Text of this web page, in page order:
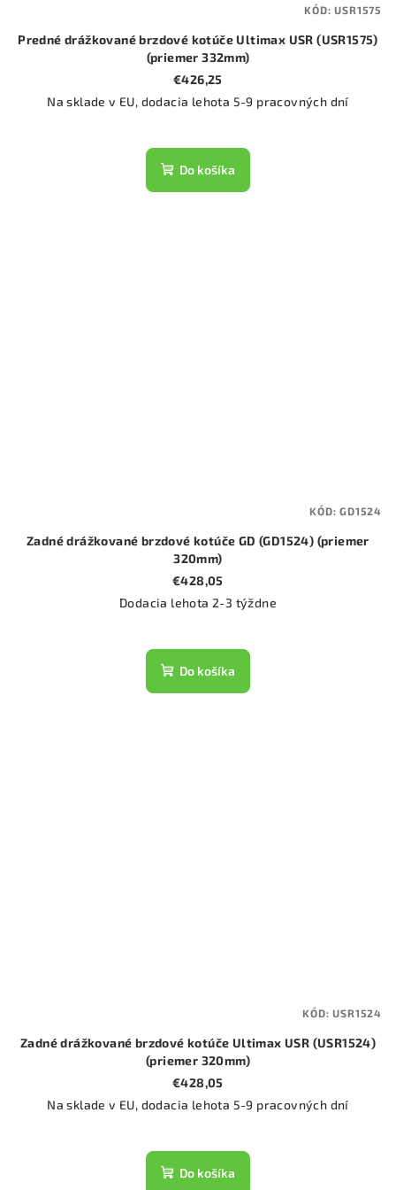
Predné drážkované brzdové kotúče Ultimax USR (USR1575)
(priemer 332mm)
€426,25
Na sklade v EU, dodacia lehota 5-9 pracovných dní
Do košíka
KÓD:USR1575
Zadné drážkované brzdové kotúče GD (GD1524) (priemer
320mm)
€428,05
Dodacia lehota 2-3 týždne
Do košíka
KÓD:GD1524
Zadné drážkované brzdové kotúče Ultimax USR (USR1524)
(priemer 320mm)
€428,05
Na sklade v EU, dodacia lehota 5-9 pracovných dní
Do košíka
KÓD:USR1524